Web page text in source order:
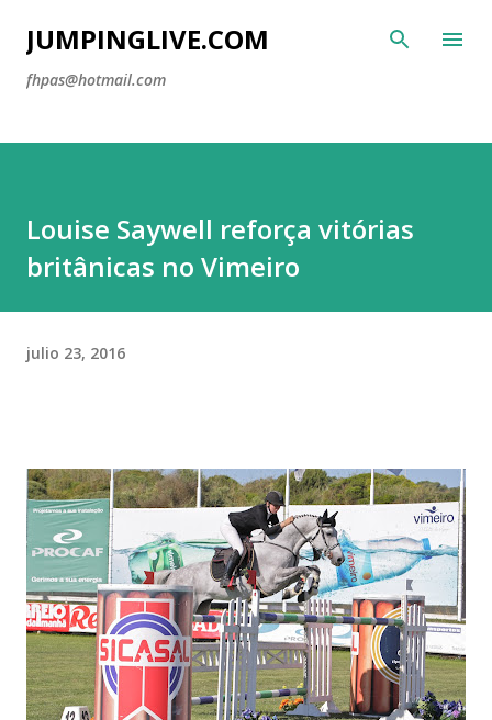
Ir al contenido principal
JUMPINGLIVE.COM
fhpas@hotmail.com
Louise Saywell reforça vitórias
britânicas no Vimeiro
julio 23, 2016